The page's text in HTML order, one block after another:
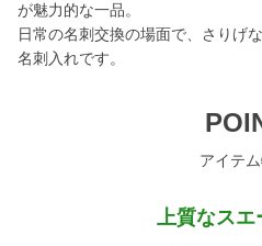
が魅力的な一品。
日常の名刺交換の場面で、さりげ
名刺入れです。
アイテ
上質なスエ